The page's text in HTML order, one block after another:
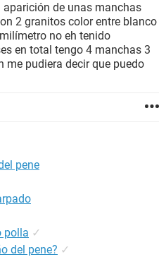
aparición de unas manchas
2 granitos color entre blanco
no eh tenido
en total tengo 4 manchas 3
me pudiera decir que puedo
pene
polla ✓
del pene? ✓